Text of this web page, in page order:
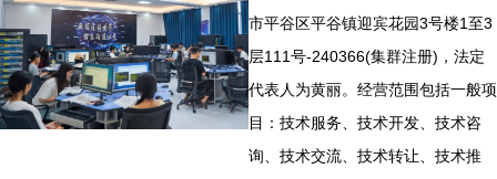
市平谷区平谷镇迎宾花园3号楼1至3
层111号-240366(集群注册)，法定
代表人为黄丽。经营范围包括一般项
目：技术服务、技术开发、技术咨
询、技术交流、技术转让、技术推